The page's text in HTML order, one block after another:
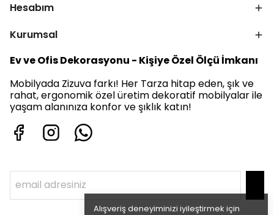
Alışveriş deneyiminizi iyileştirmek için
Hesabım
Kurumsal
Ev ve Ofis Dekorasyonu - Kişiye Özel Ölçü İmkanı
Mobilyada Zizuva farkı! Her Tarza hitap eden, şık ve
rahat, ergonomik özel üretim dekoratif mobilyalar ile
yaşam alanınıza konfor ve şıklık katın!